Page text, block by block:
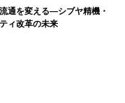
通を変える―シブヤ精機・
ィ改革の未来